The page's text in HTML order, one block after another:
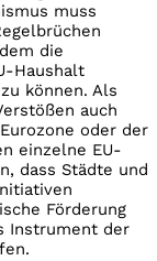
muss
die
Haushalt
können. Als
auch
oder der
einzelne EU-
dass Städte und
Förderung
Instrument der